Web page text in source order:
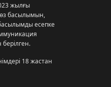
жылғы
басылымын,
есепке
берілген.
18 жастан